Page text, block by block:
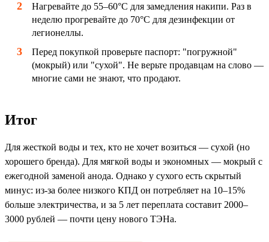
Нагревайте до 55–60°C для замедления накипи. Раз в
неделю прогревайте до 70°C для дезинфекции от
легионеллы.
Перед покупкой проверьте паспорт: "погружной"
(мокрый) или "сухой". Не верьте продавцам на слово —
многие сами не знают, что продают.
Итог
Для жесткой воды и тех, кто не хочет возиться — сухой (но
хорошего бренда). Для мягкой воды и экономных — мокрый с
ежегодной заменой анода. Однако у сухого есть скрытый
минус: из-за более низкого КПД он потребляет на 10–15%
больше электричества, и за 5 лет переплата составит 2000–
3000 рублей — почти цену нового ТЭНа.